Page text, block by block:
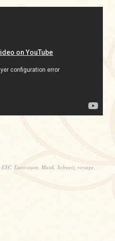
ESC, Eurovision, Musik, Schweiz, voyage,